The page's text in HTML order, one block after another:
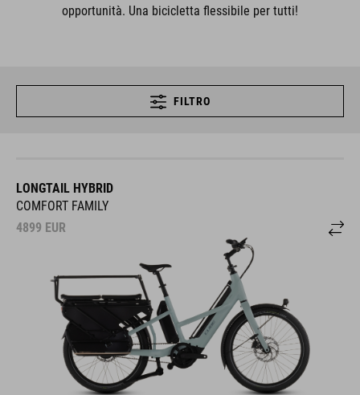
opportunità. Una bicicletta flessibile per tutti!
FILTRO
LONGTAIL HYBRID
COMFORT FAMILY
4899 EUR